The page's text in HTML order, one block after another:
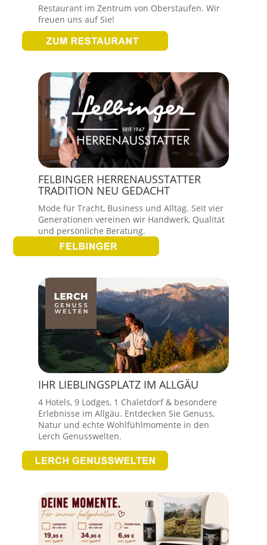
Restaurant im Zentrum von Oberstaufen. Wir
freuen uns auf Sie!
FELBINGER HERRENAUSSTATTER
TRADITION NEU GEDACHT
Mode für Tracht, Business und Alltag. Seit vier
Generationen vereinen wir Handwerk, Qualität
und persönliche Beratung.
IHR LIEBLINGSPLATZ IM ALLGÄU
4 Hotels, 9 Lodges, 1 Chaletdorf & besondere
Erlebnisse im Allgäu. Entdecken Sie Genuss,
Natur und echte Wohlfühlmomente in den
Lerch Genusswelten.